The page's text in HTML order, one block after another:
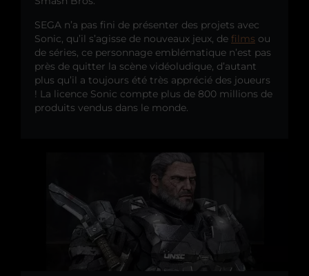
SEGA n’a pas fini de présenter des projets avec
Sonic, qu’il s’agisse de nouveaux jeux, de films ou
de séries, ce personnage emblématique n’est pas
près de quitter la scène vidéoludique, d’autant
plus qu’il a toujours été très apprécié des joueurs
! La licence Sonic compte plus de 800 millions de
produits vendus dans le monde.